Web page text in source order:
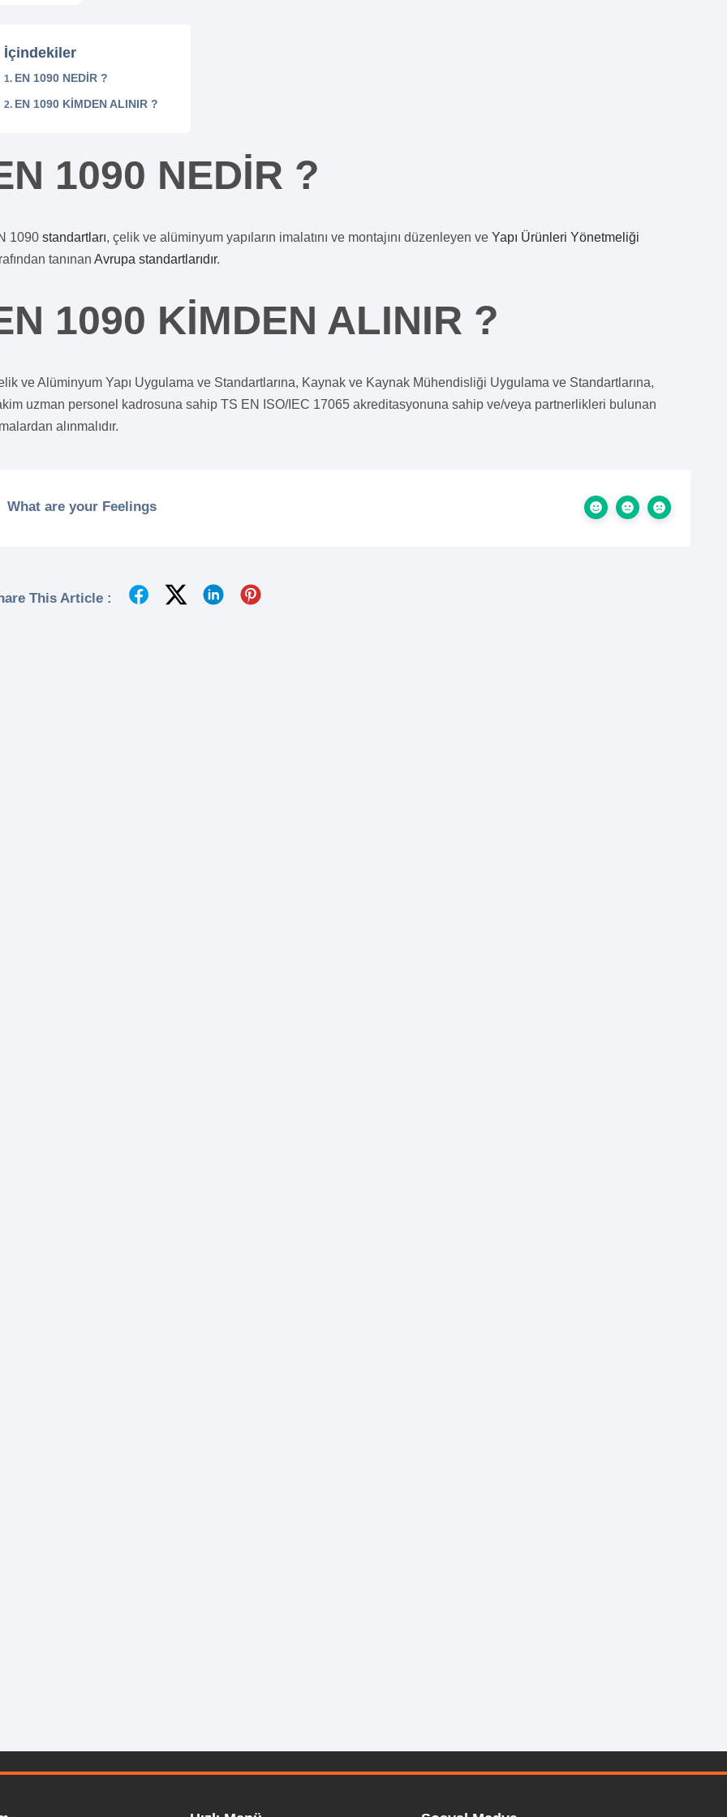
İçindekiler
EN 1090 NEDİR ?
EN 1090 KİMDEN ALINIR ?
1090 NEDİR ?
1090standartları, çelik ve alüminyum yapıların imalatını ve montajını düzenleyen veYapı Ürünleri Yönetmeliği
tanınanAvrupa standartlarıdır.
1090 KİMDEN ALINIR ?
ve Alüminyum Yapı Uygulama ve Standartlarına, Kaynak ve Kaynak Mühendisliği Uygulama ve Standartlarına,
uzman personel kadrosuna sahip TS EN ISO/IEC 17065 akreditasyonuna sahip ve/veya partnerlikleri bulunan
alınmalıdır.
What are your Feelings
This Article :